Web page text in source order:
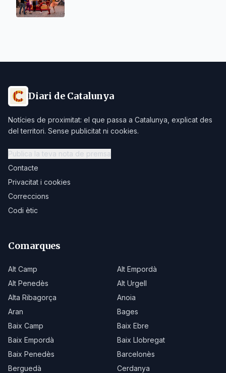
Diari de Catalunya
Notícies de proximitat: el que passa a Catalunya, explicat des
del territori. Sense publicitat ni cookies.
Publica la teva nota de premsa
Contacte
Privacitat i cookies
Correccions
Codi ètic
Comarques
Alt Camp
Alt Empordà
Alt Penedès
Alt Urgell
Alta Ribagorça
Anoia
Aran
Bages
Baix Camp
Baix Ebre
Baix Empordà
Baix Llobregat
Baix Penedès
Barcelonès
Berguedà
Cerdanya